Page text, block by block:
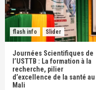
flash info Slider
Journées Scientifiques de
l’USTTB : La formation à la
recherche, pilier
d’excellence de la santé au
Mali